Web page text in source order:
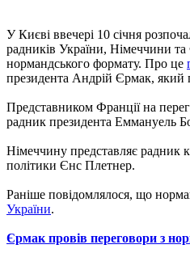
У Києві ввечері 10 січня
радників України, Німеччини та
нормандського формату. Про це
президента Андрій Єрмак, який
Представником Франції на
радник президента Еммануель
Німеччину представляє радник
політики Єнс Плетнер.
Раніше повідомлялося, що
України.
Єрмак провів переговори з